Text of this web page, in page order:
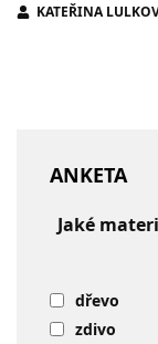
KATEŘINA
ANKETA
Jaké
dřevo
zdivo